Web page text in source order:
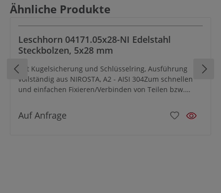
Produktgalerie überspringen
Ähnliche Produkte
Leschhorn 04171.05x28-NI Edelstahl
Steckbolzen, 5x28 mm
mit Kugelsicherung und Schlüsselring, Ausführung
vollständig aus NIROSTA, A2 - AISI 304Zum schnellen
und einfachen Fixieren/Verbinden von Teilen bzw.
Auf Anfrage